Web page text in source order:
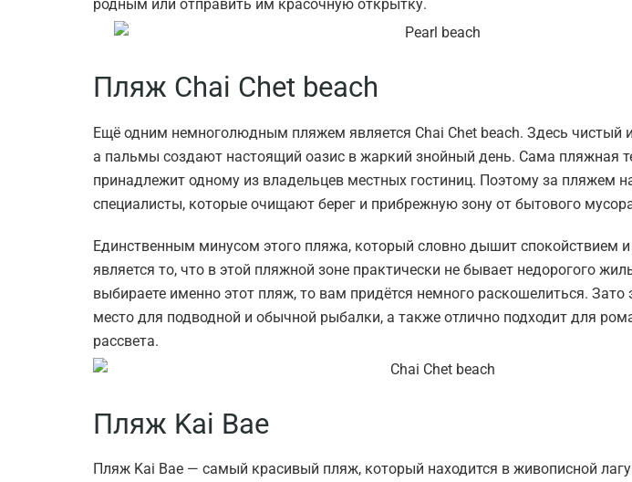
родным или отправить им красочную открытку.
Пляж Chai Chet beach
Ещё одним немноголюдным пляжем является Chai Chet beach. Здесь чистый
а пальмы создают настоящий оазис в жаркий знойный день. Сама пляжная
принадлежит одному из владельцев местных гостиниц. Поэтому за пляжем
специалисты, которые очищают берег и прибрежную зону от бытового
Единственным минусом этого пляжа, который словно дышит спокойствием
является то, что в этой пляжной зоне практически не бывает недорогого
выбираете именно этот пляж, то вам придётся немного раскошелиться. Зато
место для подводной и обычной рыбалки, а также отлично подходит для
рассвета.
Пляж Kai Bae
Пляж Kai Bae — самый красивый пляж, который находится в живописной